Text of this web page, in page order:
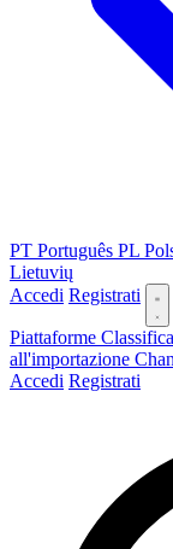
PT Português PL
Lietuvių
Accedi Registrati
Piattaforme Classifica
all'importazione
Accedi Registrati